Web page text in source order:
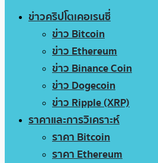
ข่าวคริปโตเคอเรนซี่
ข่าว Bitcoin
ข่าว Ethereum
ข่าว Binance Coin
ข่าว Dogecoin
ข่าว Ripple (XRP)
ราคาและการวิเคราะห์
ราคา Bitcoin
ราคา Ethereum